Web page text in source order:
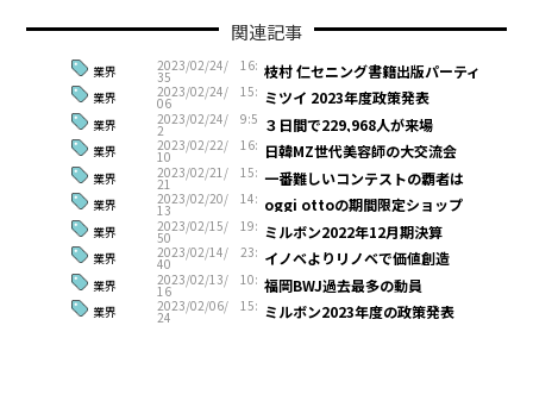
関連記事
業界 2023/02/24/ 16:
35 枝村 仁セニング書籍出版パーティ
業界 2023/02/24/ 15:
06 ミツイ 2023年度政策発表
業界 2023/02/24/ 9:5
2 ３日間で229,968人が来場
業界 2023/02/22/ 16:
10 日韓MZ世代美容師の大交流会
業界 2023/02/21/ 15:
21 一番難しいコンテストの覇者は
業界 2023/02/20/ 14:
13 oggi ottoの期間限定ショップ
業界 2023/02/15/ 19:
50 ミルボン2022年12月期決算
業界 2023/02/14/ 23:
40 イノベよりリノベで価値創造
業界 2023/02/13/ 10:
16 福岡BWJ過去最多の動員
業界 2023/02/06/ 15:
24 ミルボン2023年度の政策発表